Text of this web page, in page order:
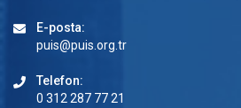
E-posta:
puis@puis.org.tr
Telefon:
0 312 287 77 21